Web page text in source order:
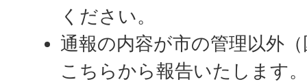
ください。
通報の内容が市の管理以外
こちらから報告いたします